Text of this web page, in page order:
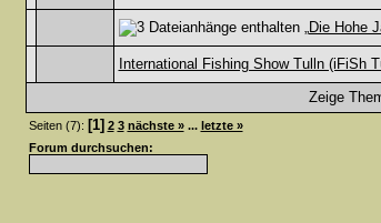
„Die Hohe
International Fishing Show Tulln (iFiSh
Zeige
Seiten (7): [1] 2 3 nächste » ... letzte »
Forum durchsuchen: